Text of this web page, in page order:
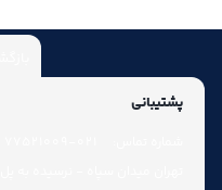
پشتیبانی